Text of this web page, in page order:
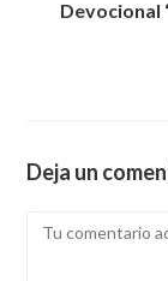
Devocional
Deja un
Comentario